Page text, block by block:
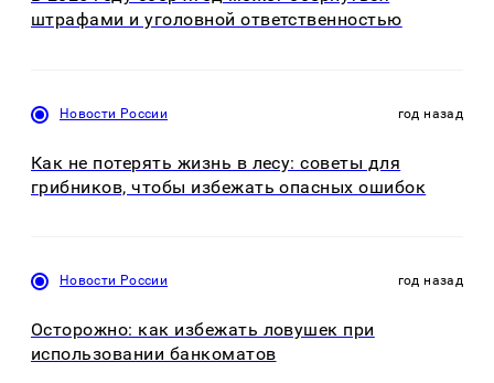
штрафами и уголовной ответственностью
Новости России год назад
Как не потерять жизнь в лесу: советы для
грибников, чтобы избежать опасных ошибок
Новости России год назад
Осторожно: как избежать ловушек при
использовании банкоматов